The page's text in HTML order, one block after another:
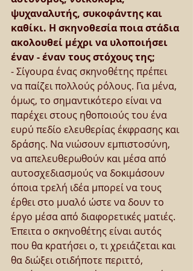
ψυχαναλυτής, συκοφάντης και
καθίκι. Η σκηνοθεσία ποια στάδια
ακολουθεί μέχρι να υλοποιήσει
έναν - έναν τους στόχους της;
- Σίγουρα ένας σκηνοθέτης πρέπει
να παίζει πολλούς ρόλους. Για μένα,
όμως, το σημαντικότερο είναι να
παρέχει στους ηθοποιούς του ένα
ευρύ πεδίο ελευθερίας έκφρασης και
δράσης. Να νιώσουν εμπιστοσύνη,
να απελευθερωθούν και μέσα από
αυτοσχεδιασμούς να δοκιμάσουν
όποια τρελή ιδέα μπορεί να τους
έρθει στο μυαλό ώστε να δουν το
έργο μέσα από διαφορετικές ματιές.
Έπειτα ο σκηνοθέτης είναι αυτός
που θα κρατήσει ο, τι χρειάζεται και
θα διώξει οτιδήποτε περιττό,